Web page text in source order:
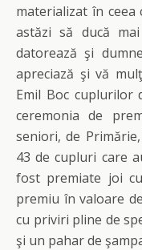
materializat în
astăzi să ducă
datorează şi
apreciază şi vă
Emil Boc cuplurilor
ceremonia de
seniori, de
43 de cupluri care
fost premiate joi
premiu în valoare
cu priviri pline de
şi un pahar de